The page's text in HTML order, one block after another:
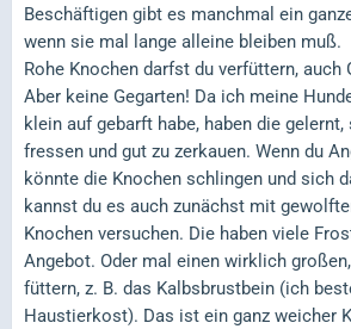
Beschäftigen gibt es manchmal ein
wenn sie mal lange alleine bleiben muß.
Rohe Knochen darfst du verfüttern, auch
Aber keine Gegarten! Da ich meine
klein auf gebarft habe, haben die
fressen und gut zu zerkauen. Wenn du
könnte die Knochen schlingen und sich
kannst du es auch zunächst mit
Knochen versuchen. Die haben viele
Angebot. Oder mal einen wirklich
füttern, z. B. das Kalbsbrustbein (ich
Haustierkost). Das ist ein ganz weicher